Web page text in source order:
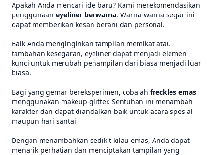
Apakah Anda mencari ide baru? Kami merekomendasikan
penggunaan eyeliner berwarna. Warna-warna segar ini
dapat memberikan kesan berani dan personal.
Baik Anda menginginkan tampilan memikat atau
tambahan kesegaran, eyeliner dapat menjadi elemen
kunci untuk merubah penampilan dari biasa menjadi luar
biasa.
Bagi yang gemar bereksperimen, cobalah freckles emas
menggunakan makeup glitter. Sentuhan ini menambah
karakter dan dapat diandalkan baik untuk acara spesial
maupun hari santai.
Dengan menambahkan sedikit kilau emas, Anda dapat
menarik perhatian dan menciptakan tampilan yang